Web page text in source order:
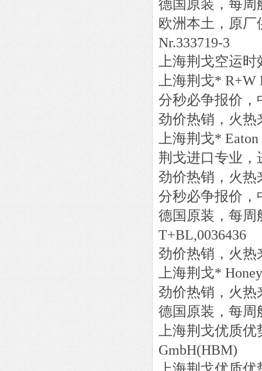
德国原装，每周
欧洲本土，原厂
Nr.333719-3
上海荆戈空运时
上海荆戈* R+W
分秒必争报价，
劲价热销，火热
上海荆戈* Eaton
荆戈进口专业，
劲价热销，火热
分秒必争报价，
德国原装，每周
T+BL,0036436
劲价热销，火热
上海荆戈*
劲价热销，火热
德国原装，每周
上海荆戈优质
GmbH(HBM)